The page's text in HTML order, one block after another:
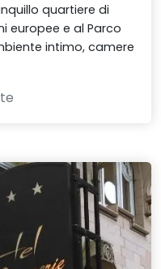
quartiere di
europee e al Parco
intimo, camere